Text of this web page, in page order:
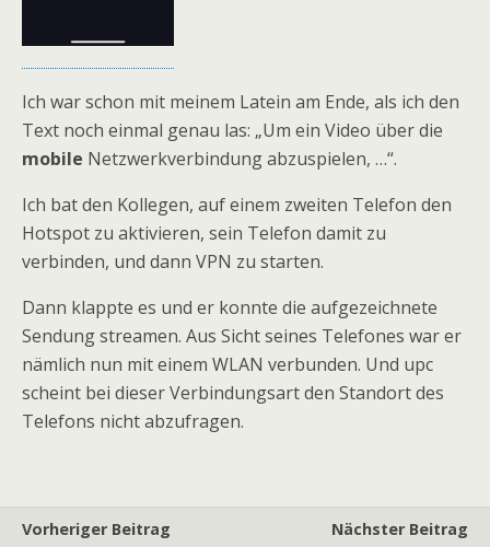
Ich war schon mit meinem Latein am Ende, als ich den
Text noch einmal genau las: „Um ein Video über die
mobile Netzwerkverbindung abzuspielen, …“.
Ich bat den Kollegen, auf einem zweiten Telefon den
Hotspot zu aktivieren, sein Telefon damit zu
verbinden, und dann VPN zu starten.
Dann klappte es und er konnte die aufgezeichnete
Sendung streamen. Aus Sicht seines Telefones war er
nämlich nun mit einem WLAN verbunden. Und upc
scheint bei dieser Verbindungsart den Standort des
Telefons nicht abzufragen.
Vorheriger Beitrag
Nächster Beitrag